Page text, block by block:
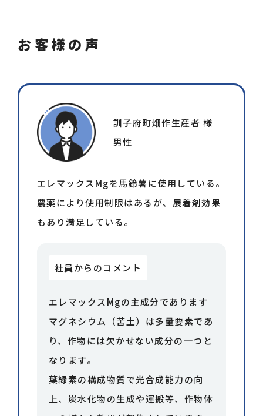
り、光合成能力を促進、ミネラルと協力しあっ
す。
根酸の分泌を促し、養分吸収力を向上します。
保湿浸透剤、ベタイン配合で作物体への吸収力
が高く、展着剤としても使用可能です。
内容成分
成分
水溶性マンガン 0.2%
水溶性ホウ素
お客様の声
訓子府町畑作生産者 様
男性
エレマックスMgを馬鈴薯に使用している。
農薬により使用制限はあるが、展着剤効果
もあり満足している。
社員からのコメント
エレマックスMgの主成分であります
マグネシウム（苦土）は多量要素であ
り、作物には欠かせない成分の一つと
なります。
葉緑素の構成物質で光合成能力の向
上、炭水化物の生成や運搬等、作物体